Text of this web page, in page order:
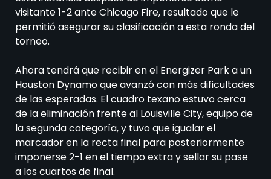
visitante 1-2 ante Chicago Fire, resultado que le
permitió asegurar su clasificación a esta ronda del
torneo.
Ahora tendrá que recibir en el Energizer Park a un
Houston Dynamo que avanzó con más dificultades
de las esperadas. El cuadro texano estuvo cerca
de la eliminación frente al Louisville City, equipo de
la segunda categoría, y tuvo que igualar el
marcador en la recta final para posteriormente
imponerse 2-1 en el tiempo extra y sellar su pase
a los cuartos de final.